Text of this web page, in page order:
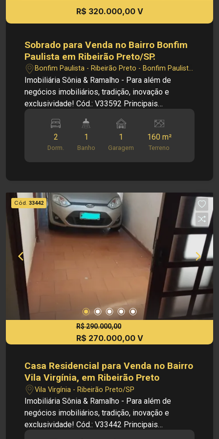
R$ 320.000,00 V
Sobrado para Venda no Bairro Bonfim
Paulista em Ribeirão Preto/SP.
Bonfim Paulista - Ribeirão Preto - Bonfim Paulista
(Ribeirão Preto)/SP
Imobiliária Sônia & Ramalho - Para além de
negócios imobiliários, tradição, inovação e
exclusividade! Cód.: V33592 Principais
03 Dormitórios - 01 Banheiro social - Área de
serviço - 01 Vaga de garagem Dimensões: -
160,00m² de Terreno - 42,00m² de Área útil
Investimento de venda: R$ 320.000,000 Obs.:
dados e disponibilidade de meus imóveis, sem
aviso prévio.
2
Dorm.
1
Banho
1
Garagem
160 m²
Terreno
Cód. 33442
R$ 290.000,00
R$ 270.000,00 V
Casa Residencial para Venda no Bairro
Vila Virgínia, em Ribeirão Preto
Vila Virgínia - Ribeirão Preto/SP
Imobiliária Sônia & Ramalho - Para além de
negócios imobiliários, tradição, inovação e
exclusividade! Cód.: V33442 Principais